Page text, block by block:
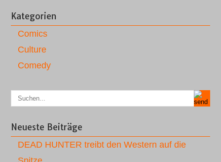
Kategorien
Comics
Culture
Comedy
Neueste Beiträge
DEAD HUNTER treibt den Western auf die